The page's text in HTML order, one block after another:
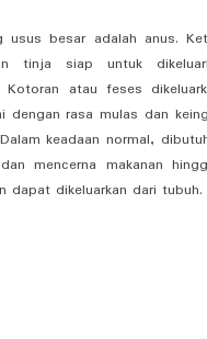
usus besar adalah anus.
tinja siap untuk
atau feses
dengan rasa mulas dan
keadaan normal,
mencerna makanan
dapat dikeluarkan dari tubuh.